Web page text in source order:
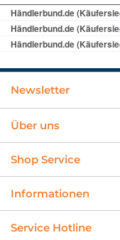
Newsletter
Über uns
Shop Service
Informationen
Service Hotline